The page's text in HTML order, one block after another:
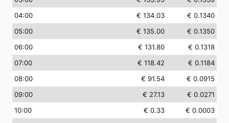
04:00 € 134.03
€ 0.1340
05:00 € 135.00
€ 0.1350
06:00 € 131.80
€ 0.1318
07:00 € 118.42
€ 0.1184
08:00 € 91.54
€ 0.0915
09:00 € 27.13
€ 0.0271
10:00 € 0.33
€ 0.0003